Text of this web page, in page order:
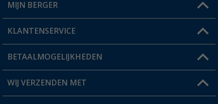
Winkel vinden
MIJN BERGER
Mijn account
Status bestelling
Verlanglijstje
KLANTENSERVICE
FAQ & Contact
Verzendinformatie
BETAALMOGELIJKHEDEN
WIJ VERZENDEN MET